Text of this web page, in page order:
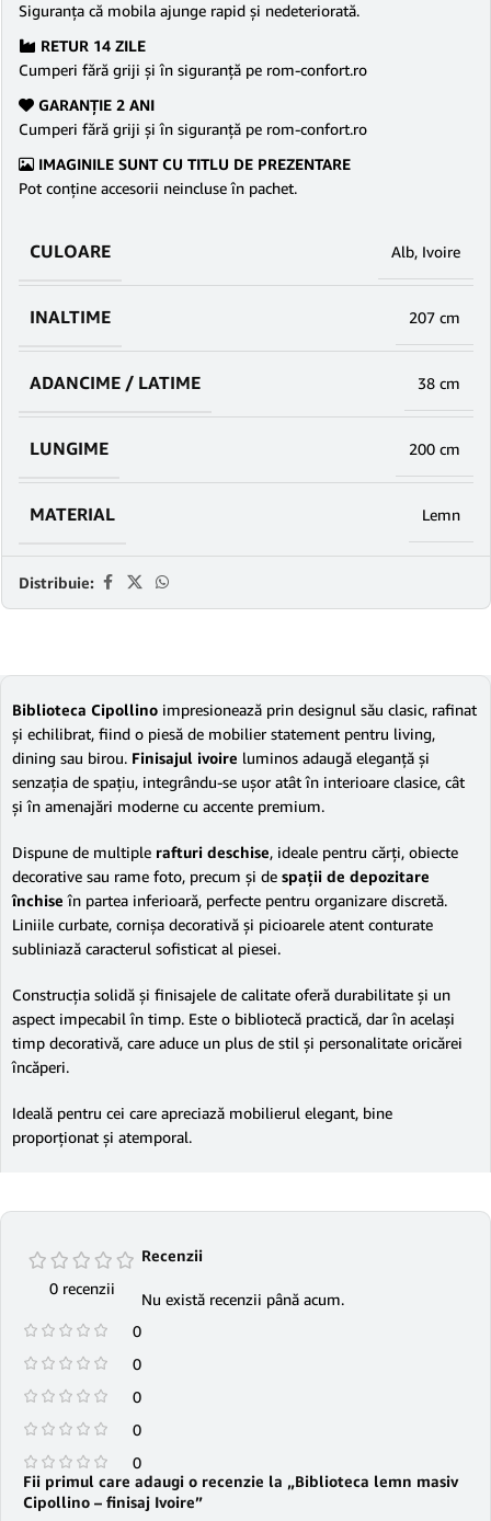
Siguranţa că mobila ajunge rapid şi nedeteriorată.
RETUR 14 ZILE
Cumperi fără griji şi în siguranţă pe rom-confort.ro
GARANŢIE 2 ANI
Cumperi fără griji şi în siguranţă pe rom-confort.ro
IMAGINILE SUNT CU TITLU DE PREZENTARE
Pot conține accesorii neincluse în pachet.
CULOARE Alb, Ivoire
INALTIME 207 cm
ADANCIME / LATIME 38 cm
LUNGIME 200 cm
MATERIAL Lemn
Distribuie:
Biblioteca Cipollino impresionează prin designul său clasic, rafinat
și echilibrat, fiind o piesă de mobilier statement pentru living,
dining sau birou. Finisajul ivoire luminos adaugă eleganță și
senzația de spațiu, integrându-se ușor atât în interioare clasice, cât
și în amenajări moderne cu accente premium.
Dispune de multiple rafturi deschise, ideale pentru cărți, obiecte
decorative sau rame foto, precum și de spații de depozitare
închise în partea inferioară, perfecte pentru organizare discretă.
Liniile curbate, cornișa decorativă și picioarele atent conturate
subliniază caracterul sofisticat al piesei.
Construcția solidă și finisajele de calitate oferă durabilitate și un
aspect impecabil în timp. Este o bibliotecă practică, dar în același
timp decorativă, care aduce un plus de stil și personalitate oricărei
încăperi.
Ideală pentru cei care apreciază mobilierul elegant, bine
proporționat și atemporal.
0 recenzii
0
0
0
0
0
Recenzii
Nu există recenzii până acum.
Fii primul care adaugi o recenzie la „Biblioteca lemn masiv
Cipollino – finisaj Ivoire”